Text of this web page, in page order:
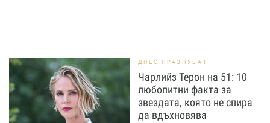
ДНЕС ПРАЗНУВАТ
Чарлийз Терон на 51: 10
любопитни факта за
звездата, която не спира
да вдъхновява